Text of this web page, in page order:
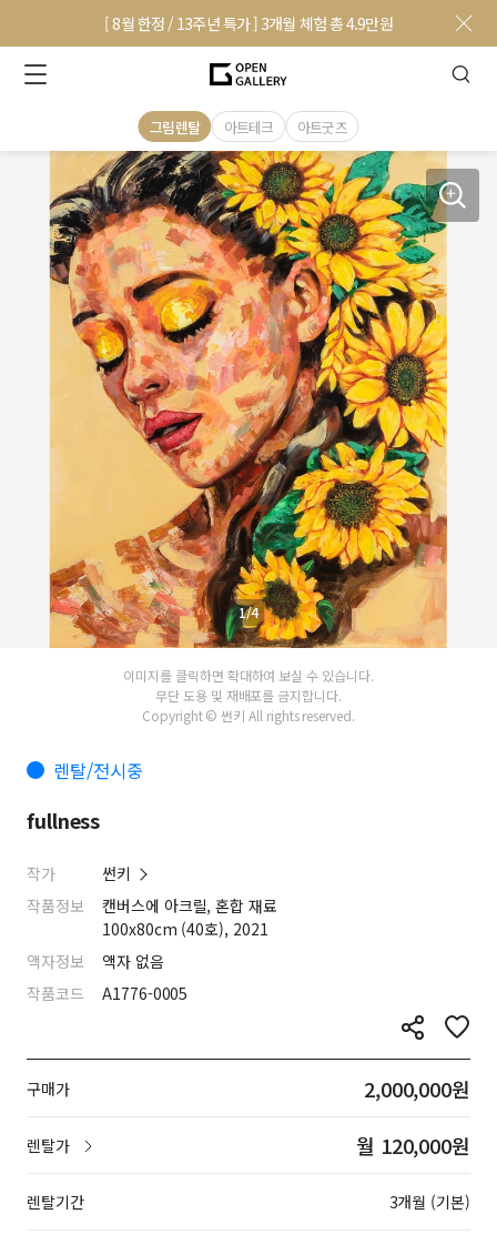
[ 8월 한정 / 13주년 특가 ] 3개월 체험 총 4.9만원
그림렌탈 아트테크 아트굿즈
1/4
이미지를 클릭하면 확대하여 보실 수 있습니다.
무단 도용 및 재배포를 금지합니다.
Copyright © 썬키 All rights reserved.
렌탈/전시중
fullness
작가
썬키
작품정보
캔버스에 아크릴, 혼합 재료
100x80cm (40호), 2021
액자정보
액자 없음
작품코드
A1776-0005
구매가 2,000,000원
렌탈가 월 120,000원
렌탈기간 3개월 (기본)